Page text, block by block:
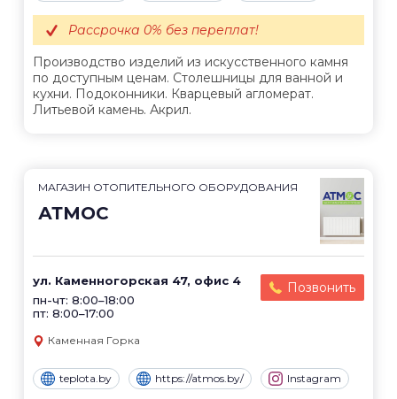
Производство изделий из искусственного камня
по доступным ценам. Столешницы для ванной и
кухни. Подоконники. Кварцевый агломерат.
Литьевой камень. Акрил.
Рассрочка 0% без переплат!
МАГАЗИН ОТОПИТЕЛЬНОГО ОБОРУДОВАНИЯ
АТМОС
ул. Каменногорская 47, офис 4
пн-чт: 8:00–18:00
пт: 8:00–17:00
Позвонить
Каменная Горка
teplota.by https://atmos.by/ Instagram